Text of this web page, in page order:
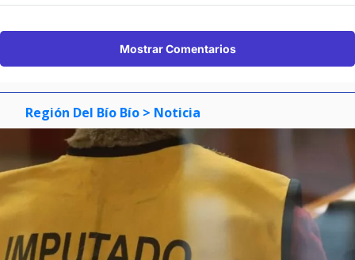
Mostrar Comentarios
Región Del Bío Bío > Noticia